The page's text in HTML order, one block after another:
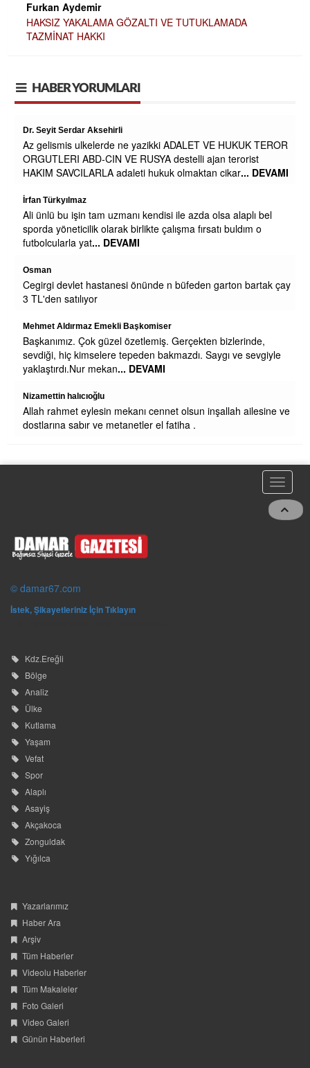
Furkan Aydemir
HAKSIZ YAKALAMA GÖZALTI VE TUTUKLAMADA
TAZMİNAT HAKKI
HABER YORUMLARI
VE HUKUK TEROR
ajan terorist
olmaktan cikar... DEVAMI
azda olsa alaplı bel
fırsatı buldım o
garton bartak çay
bizlerinde,
Saygı ve sevgiyle
olsun inşallah ailesine ve
.
Maaşa gelince Afrika baz aliniyor
Figen alkan
Mustafa
Belediyede para yokmu niye sağa sola
Projeyi LÜtfen Uygula Eregli Halkı Seni
yerinde Sarılınca 1.2.3... DEVAMI
© damar67.com
İstek, Şikayetleriniz İçin Tıklayın
Kdz.Ereğli
Ülke
Kutlama
Yaşam
Vefat
Spor
Alaplı
Asayiş
Akçakoca
Zonguldak
Yığılca
Yazarlarımız
Tüm Haberler
Videolu Haberler
Tüm Makaleler
Foto Galeri
Video Galeri
Günün Haberleri